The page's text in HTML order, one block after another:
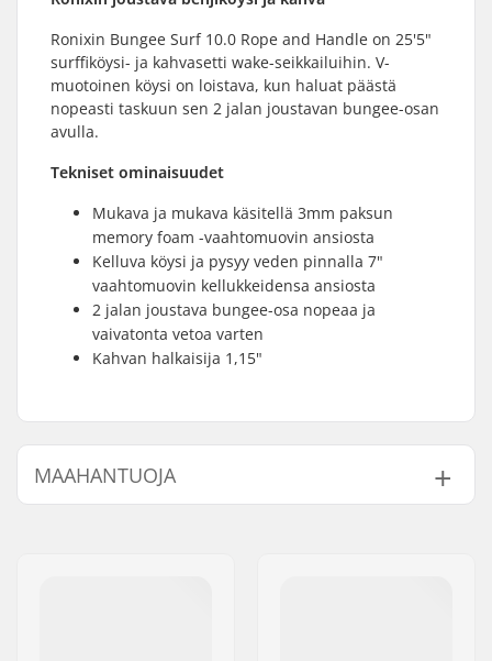
Ronixin Bungee Surf 10.0 Rope and Handle on 25'5"
surffiköysi- ja kahvasetti wake-seikkailuihin. V-
muotoinen köysi on loistava, kun haluat päästä
nopeasti taskuun sen 2 jalan joustavan bungee-osan
avulla.
Tekniset ominaisuudet
Mukava ja mukava käsitellä 3mm paksun
memory foam -vaahtomuovin ansiosta
Kelluva köysi ja pysyy veden pinnalla 7"
vaahtomuovin kellukkeidensa ansiosta
2 jalan joustava bungee-osa nopeaa ja
vaivatonta vetoa varten
Kahvan halkaisija 1,15"
MAAHANTUOJA